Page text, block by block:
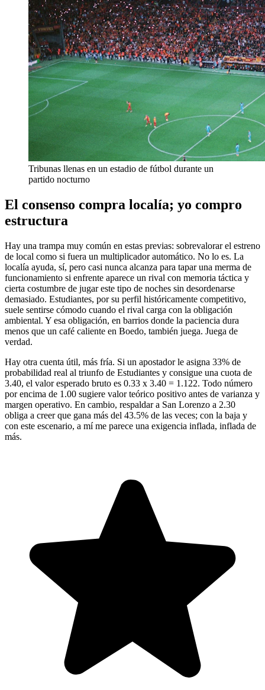
Tribunas llenas en un estadio de fútbol durante un
partido nocturno
El consenso compra localía; yo compro
estructura
Hay una trampa muy común en estas previas: sobrevalorar el estreno
de local como si fuera un multiplicador automático. No lo es. La
localía ayuda, sí, pero casi nunca alcanza para tapar una merma de
funcionamiento si enfrente aparece un rival con memoria táctica y
cierta costumbre de jugar este tipo de noches sin desordenarse
demasiado. Estudiantes, por su perfil históricamente competitivo,
suele sentirse cómodo cuando el rival carga con la obligación
ambiental. Y esa obligación, en barrios donde la paciencia dura
menos que un café caliente en Boedo, también juega. Juega de
verdad.
Hay otra cuenta útil, más fría. Si un apostador le asigna 33% de
probabilidad real al triunfo de Estudiantes y consigue una cuota de
3.40, el valor esperado bruto es 0.33 x 3.40 = 1.122. Todo número
por encima de 1.00 sugiere valor teórico positivo antes de varianza y
margen operativo. En cambio, respaldar a San Lorenzo a 2.30
obliga a creer que gana más del 43.5% de las veces; con la baja y
con este escenario, a mí me parece una exigencia inflada, inflada de
más.